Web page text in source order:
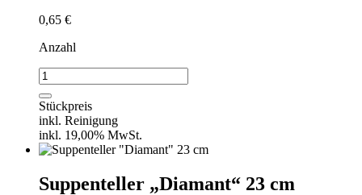
0,65 €
Anzahl
Suppentassen
"Diamant"
mit
Untertasse
Menge
Stückpreis
inkl. Reinigung
inkl. 19,00% MwSt.
Suppenteller „Diamant“ 23 cm